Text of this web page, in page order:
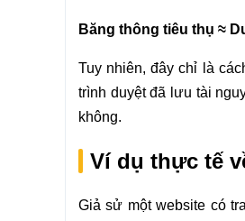
Băng thông tiêu thụ ≈
Tuy nhiên, đây chỉ là
trình duyệt đã lưu tài
không.
Ví dụ thực tế
Giả sử một website có